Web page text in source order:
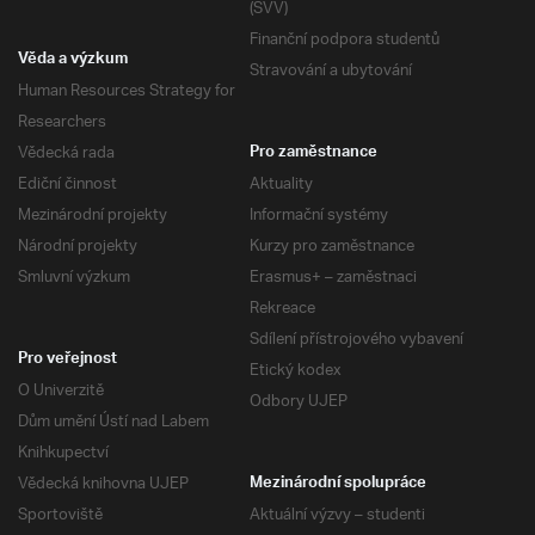
(SVV)
Finanční podpora studentů
Stravování a ubytování
Věda a výzkum
Human Resources Strategy for
Researchers
Vědecká rada
Ediční činnost
Mezinárodní projekty
Národní projekty
Smluvní výzkum
Pro zaměstnance
Aktuality
Informační systémy
Kurzy pro zaměstnance
Erasmus+ – zaměstnaci
Rekreace
Sdílení přístrojového vybavení
Etický kodex
Odbory UJEP
Pro veřejnost
O Univerzitě
Dům umění Ústí nad Labem
Knihkupectví
Vědecká knihovna UJEP
Sportoviště
Mezinárodní spolupráce
Aktuální výzvy – studenti